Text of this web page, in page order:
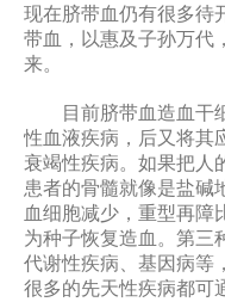
现在脐带血仍有很多待
带血，以惠及子孙万代
来。
目前脐带血造血干
性血液疾病，后又将其
衰竭性疾病。如果把人
患者的骨髓就像是盐碱
血细胞减少，重型再障
为种子恢复造血。第三
代谢性疾病、基因病等
很多的先天性疾病都可